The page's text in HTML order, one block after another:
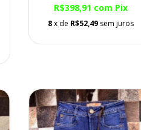
R$398,91 com Pix
8x de R$52,49 sem juros